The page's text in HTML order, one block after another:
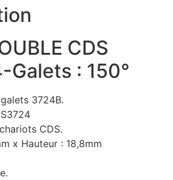
CDS
Galets : 150°
3724B.
CDS.
x Hauteur : 18,8mm